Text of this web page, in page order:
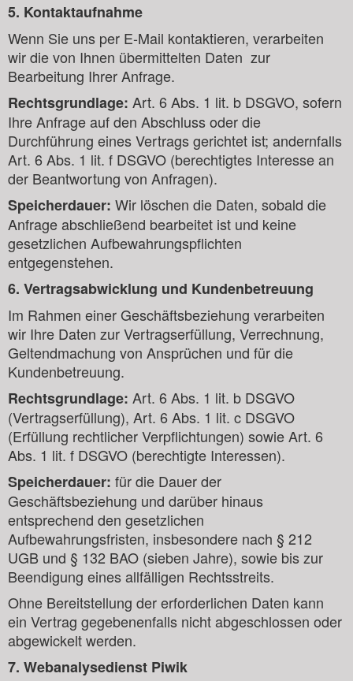
5. Kontaktaufnahme
Wenn Sie uns per E-Mail kontaktieren, verarbeiten
wir die von Ihnen übermittelten Daten zur
Bearbeitung Ihrer Anfrage.
Rechtsgrundlage: Art. 6 Abs. 1 lit. b DSGVO, sofern
Ihre Anfrage auf den Abschluss oder die
Durchführung eines Vertrags gerichtet ist; andernfalls
Art. 6 Abs. 1 lit. f DSGVO (berechtigtes Interesse an
der Beantwortung von Anfragen).
Speicherdauer: Wir löschen die Daten, sobald die
Anfrage abschließend bearbeitet ist und keine
gesetzlichen Aufbewahrungspflichten
entgegenstehen.
6. Vertragsabwicklung und Kundenbetreuung
Im Rahmen einer Geschäftsbeziehung verarbeiten
wir Ihre Daten zur Vertragserfüllung, Verrechnung,
Geltendmachung von Ansprüchen und für die
Kundenbetreuung.
Rechtsgrundlage: Art. 6 Abs. 1 lit. b DSGVO
(Vertragserfüllung), Art. 6 Abs. 1 lit. c DSGVO
(Erfüllung rechtlicher Verpflichtungen) sowie Art. 6
Abs. 1 lit. f DSGVO (berechtigte Interessen).
Speicherdauer: für die Dauer der
Geschäftsbeziehung und darüber hinaus
entsprechend den gesetzlichen
Aufbewahrungsfristen, insbesondere nach § 212
UGB und § 132 BAO (sieben Jahre), sowie bis zur
Beendigung eines allfälligen Rechtsstreits.
Ohne Bereitstellung der erforderlichen Daten kann
ein Vertrag gegebenenfalls nicht abgeschlossen oder
abgewickelt werden.
7. Webanalysedienst Piwik